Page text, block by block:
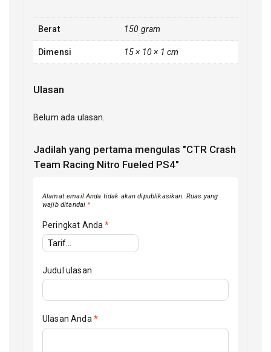
Berat 150 gram
Dimensi 15 × 10 × 1 cm
Ulasan
Belum ada ulasan.
Jadilah yang pertama mengulas "CTR Crash
Team Racing Nitro Fueled PS4"
Alamat email Anda tidak akan dipublikasikan. Ruas yang
wajib ditandai*
Peringkat Anda*
Judul ulasan
Ulasan Anda*